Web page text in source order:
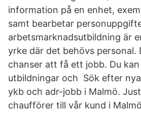
information på en enhet,
samt bearbetar
arbetsmarknadsutbildning är
yrke där det behövs personal.
chanser att få ett jobb. Du
utbildningar och Sök efter
ykb och adr-jobb i Malmö.
chaufförer till vår kund i